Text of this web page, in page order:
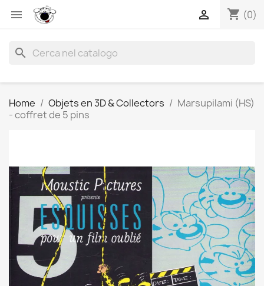
 shopping_cart (0)

search
Home Objets en 3D & Collectors
Marsupilami (HS)
- coffret de 5 pins